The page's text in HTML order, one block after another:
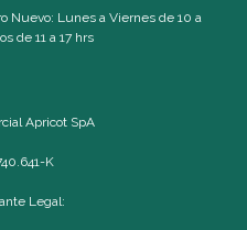
Nuevo: Lunes a Viernes de 10 a
de 11 a 17 hrs
Apricot SpA
K
Legal: